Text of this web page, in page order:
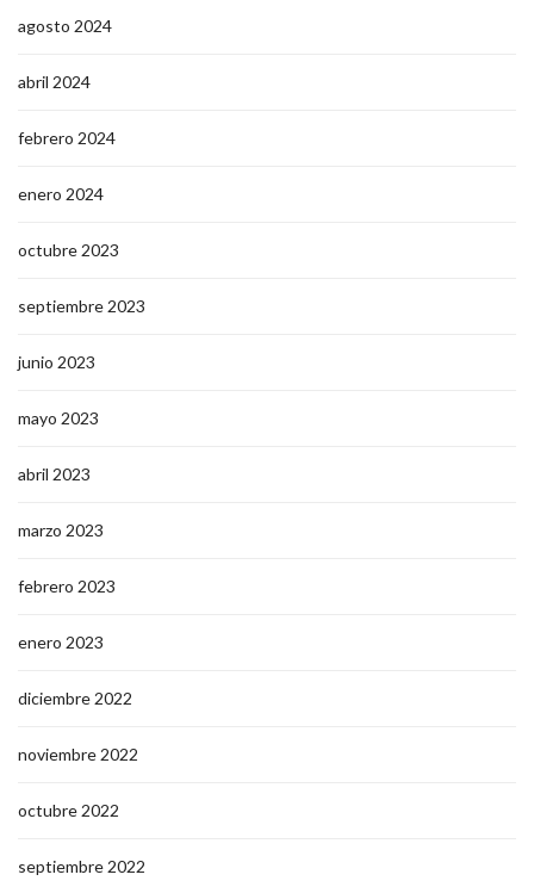
agosto 2024
abril 2024
febrero 2024
enero 2024
octubre 2023
septiembre 2023
junio 2023
mayo 2023
abril 2023
marzo 2023
febrero 2023
enero 2023
diciembre 2022
noviembre 2022
octubre 2022
septiembre 2022